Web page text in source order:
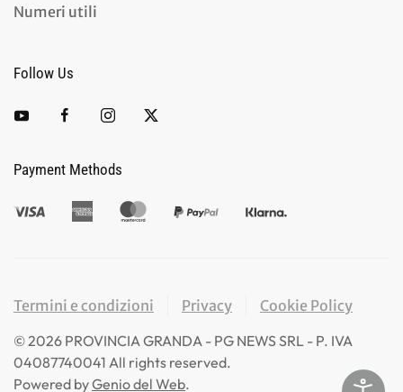
Numeri utili
Follow Us
Payment Methods
Termini e condizioni Privacy
Cookie Policy
©2026 PROVINCIA GRANDA - PG NEWS SRL - P. IVA
04087740041 All rights reserved.
Powered byGenio del Web.